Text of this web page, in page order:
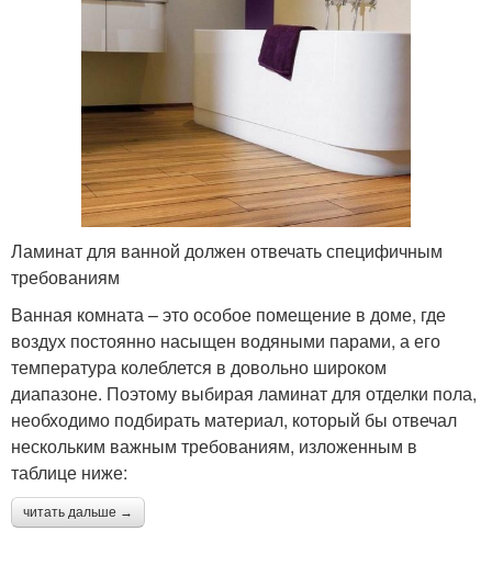
Ламинат для ванной должен отвечать специфичным
требованиям
Ванная комната – это особое помещение в доме, где
воздух постоянно насыщен водяными парами, а его
температура колеблется в довольно широком
диапазоне. Поэтому выбирая ламинат для отделки пола,
необходимо подбирать материал, который бы отвечал
нескольким важным требованиям, изложенным в
таблице ниже:
читать дальше →